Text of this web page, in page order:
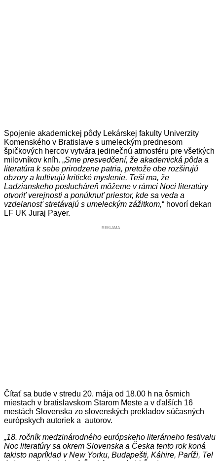
Spojenie akademickej pôdy Lekárskej fakulty Univerzity
Komenského v Bratislave s umeleckým prednesom
špičkových hercov vytvára jedinečnú atmosféru pre všetkých
milovníkov kníh. „Sme presvedčení, že akademická pôda a
literatúra k sebe prirodzene patria, pretože obe rozširujú
obzory a kultivujú kritické myslenie. Teší ma, že
Ladzianskeho poslucháreň môžeme v rámci Noci literatúry
otvoriť verejnosti a ponúknuť priestor, kde sa veda a
vzdelanosť stretávajú s umeleckým zážitkom,“ hovorí dekan
LF UK Juraj Payer.
REKLAMA
Čítať sa bude v stredu 20. mája od 18.00 h na ôsmich
miestach v bratislavskom Starom Meste a v ďalších 16
mestách Slovenska zo slovenských prekladov súčasných
európskych autoriek a autorov.
„18. ročník medzinárodného európskeho literárneho festivalu
Noc literatúry sa okrem Slovenska a Česka tento rok koná
takisto napríklad v New Yorku, Budapešti, Káhire, Paríži, Tel